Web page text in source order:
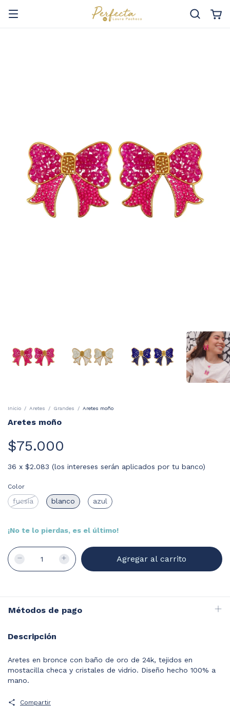
Inicio / Aretes / Grandes / Aretes moño
Aretes moño
$75.000
36 x $2.083 (los intereses serán aplicados por tu banco)
Color
fucsia blanco azul
¡No te lo pierdas, es el último!
Métodos de pago
Descripción
Aretes en bronce con baño de oro de 24k, tejidos en
mostacilla checa y cristales de vidrio. Diseño hecho 100% a
mano.
Compartir